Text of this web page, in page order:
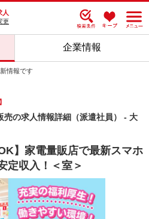
人
更
企業情報
情報です
売の求人情報詳細（派遣社員） - 大
】家電量販店で最新スマホ
定収入！＜室＞